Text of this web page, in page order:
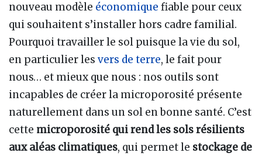
nouveau modèle économique fiable pour ceux
qui souhaitent s’installer hors cadre familial.
Pourquoi travailler le sol puisque la vie du sol,
en particulier les vers de terre, le fait pour
nous… et mieux que nous : nos outils sont
incapables de créer la microporosité présente
naturellement dans un sol en bonne santé. C’est
cette microporosité qui rend les sols résilients
aux aléas climatiques, qui permet le stockage de